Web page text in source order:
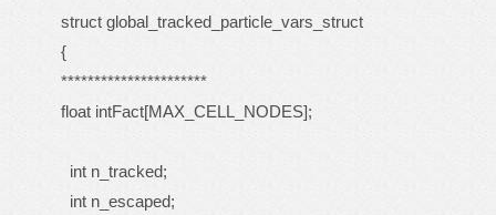
struct global_tracked_particle_vars_struct
{
**********************
float intFact[MAX_CELL_NODES];
int n_tracked;
int n_escaped;